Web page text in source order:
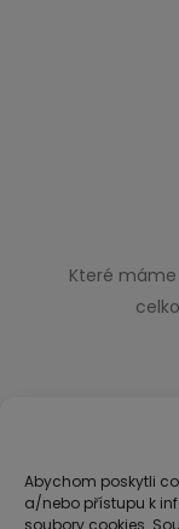
Abychom poskytli
a/nebo přístupu k
soubory cookies.
Které